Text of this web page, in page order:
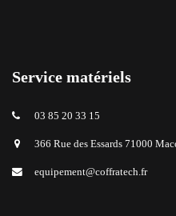
Service matériels
03 85 20 33 15
366 Rue des Essards 71000
equipement@coffratech.fr